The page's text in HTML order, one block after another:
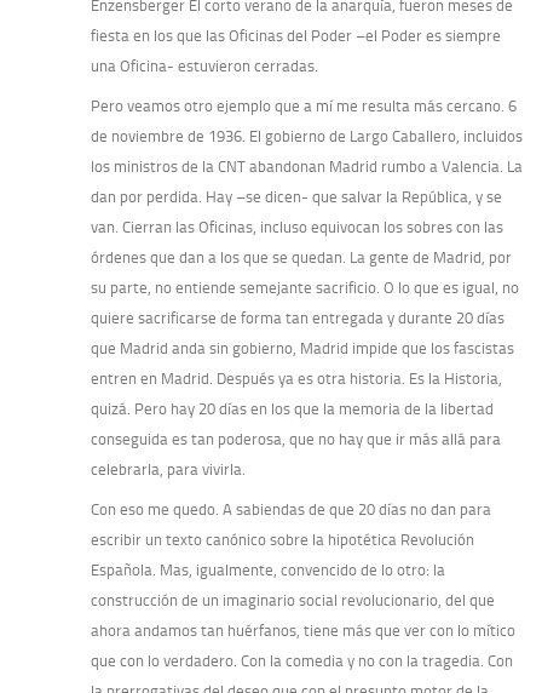
Enzensberger El corto verano de la anarquía, fueron meses de
fiesta en los que las Oficinas del Poder –el Poder es siempre
una Oficina- estuvieron cerradas.
Pero veamos otro ejemplo que a mí me resulta más cercano. 6
de noviembre de 1936. El gobierno de Largo Caballero, incluidos
los ministros de la CNT abandonan Madrid rumbo a Valencia. La
dan por perdida. Hay –se dicen- que salvar la República, y se
van. Cierran las Oficinas, incluso equivocan los sobres con las
órdenes que dan a los que se quedan. La gente de Madrid, por
su parte, no entiende semejante sacrificio. O lo que es igual, no
quiere sacrificarse de forma tan entregada y durante 20 días
que Madrid anda sin gobierno, Madrid impide que los fascistas
entren en Madrid. Después ya es otra historia. Es la Historia,
quizá. Pero hay 20 días en los que la memoria de la libertad
conseguida es tan poderosa, que no hay que ir más allá para
celebrarla, para vivirla.
Con eso me quedo. A sabiendas de que 20 días no dan para
escribir un texto canónico sobre la hipotética Revolución
Española. Mas, igualmente, convencido de lo otro: la
construcción de un imaginario social revolucionario, del que
ahora andamos tan huérfanos, tiene más que ver con lo mítico
que con lo verdadero. Con la comedia y no con la tragedia. Con